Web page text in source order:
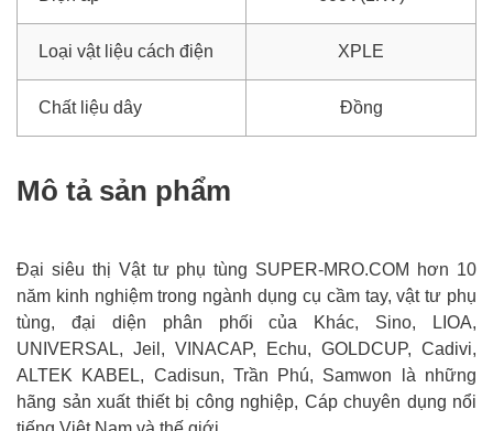
Loại vật liệu cách điện XPLE
Chất liệu dây Đồng
Mô tả sản phẩm
Đại siêu thị Vật tư phụ tùng SUPER-MRO.COM hơn 10
năm kinh nghiệm trong ngành dụng cụ cầm tay, vật tư phụ
tùng, đại diện phân phối của Khác, Sino, LIOA,
UNIVERSAL, Jeil, VINACAP, Echu, GOLDCUP, Cadivi,
ALTEK KABEL, Cadisun, Trần Phú, Samwon là những
hãng sản xuất thiết bị công nghiệp, Cáp chuyên dụng nổi